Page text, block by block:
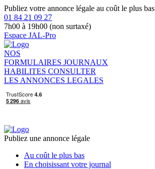
Publiez votre annonce légale au coût le plus bas
01 84 21 09 27
7h00 à 19h00 (non surtaxé)
Espace JAL-Pro
NOS
FORMULAIRES JOURNAUX
HABILITES CONSULTER
LES ANNONCES LEGALES
Publiez une annonce légale
Au coût le plus bas
En choisissant votre journal